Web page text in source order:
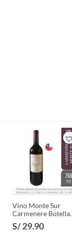
Vino Monte Sur
Carmenere Botella
750 mL
S/ 29.90